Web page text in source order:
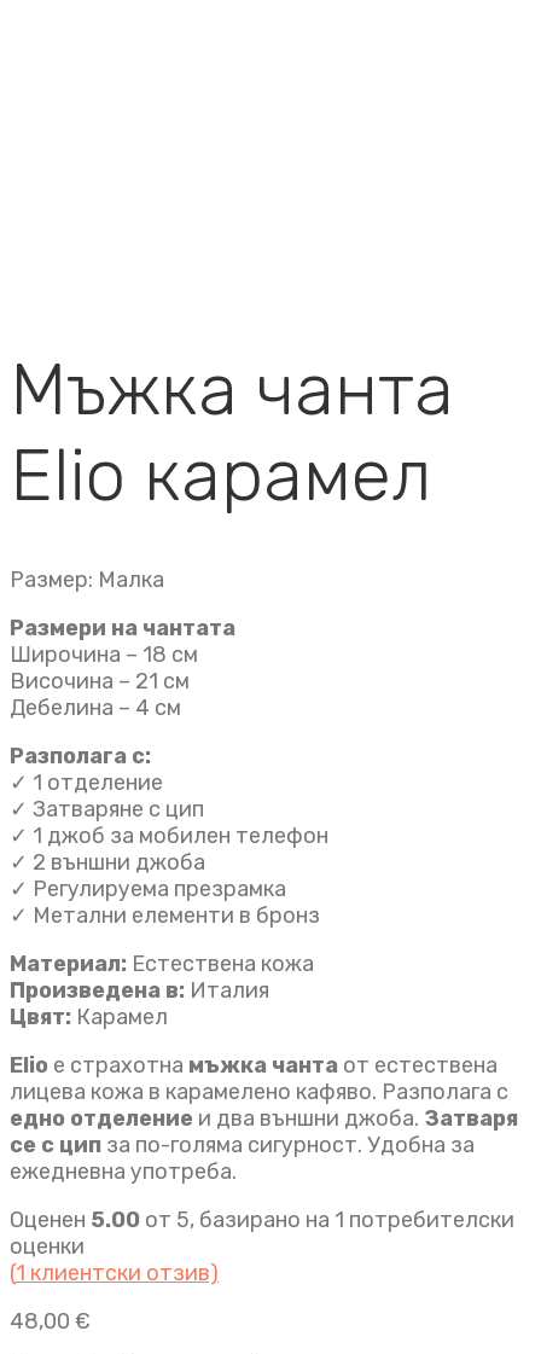
Мъжка чанта
Elio карамел
Размер: Малка
Размери на чантата
Широчина – 18 см
Височина – 21 см
Дебелина – 4 см
Разполага с:
✓ 1 отделение
✓ Затваряне с цип
✓ 1 джоб за мобилен телефон
✓ 2 външни джоба
✓ Регулируема презрамка
✓ Метални елементи в бронз
Материал: Естествена кожа
Произведена в: Италия
Цвят: Карамел
Elio е страхотна мъжка чанта от естествена
лицева кожа в карамелено кафяво. Разполага с
едно отделение и два външни джоба. Затваря
се с цип за по-голяма сигурност. Удобна за
ежедневна употреба.
Оценен 5.00 от 5, базирано на 1 потребителски
оценки
(1 клиентски отзив)
48,00 €